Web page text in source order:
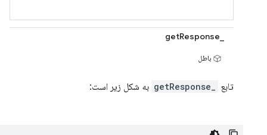
باطل
تابع به شکل زیر است: